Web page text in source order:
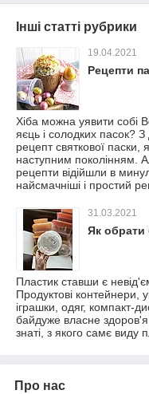
Інші статті рубрики
19.04.2021
Рецепти
Хіба можна уявити собі
яєць і солодких пасок? З
рецепт святкової паски,
наступним поколінням.
рецепти відійшли в
найсмачніші і простий
31.03.2021
Як обрати
Пластик ставши є
Продуктові контейнери,
іграшки, одяг, компакт-
байдуже власне
знаті, з якого самє виду
Про нас